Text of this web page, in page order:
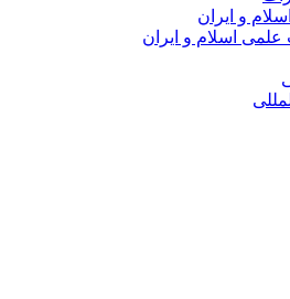
و ایران
اسلام و ایران